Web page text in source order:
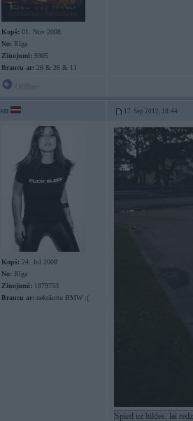
Kopš: 01. Nov 2008
No: Rīga
Ziņojumi: 9305
Braucu ar: 26 & 26 & 11
sn 17. Sep 2012, 18:44
Kopš: 24. Jul 2008
No: Rīga
Ziņojumi: 1879753
Braucu ar: nekrāsotu BMW :(
Spied uz bildes, lai